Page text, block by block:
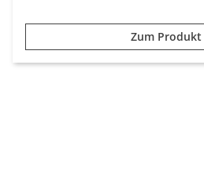
Zum Produkt